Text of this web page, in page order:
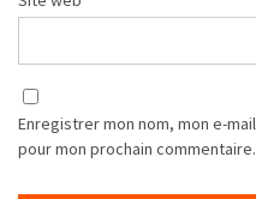
Enregistrer mon nom, mon e-
pour mon prochain commentaire.